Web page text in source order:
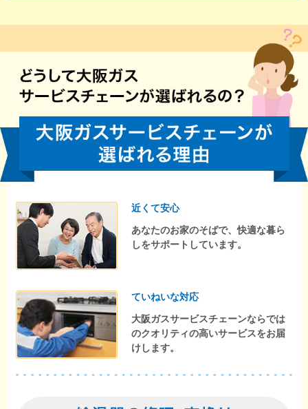
近くて安心
あなたのお家のそばで、快適な暮ら
しをサポートしています。
ていねいな対応
大阪ガスサービスチェーンならでは
のクオリティの高いサービスをお届
けします。